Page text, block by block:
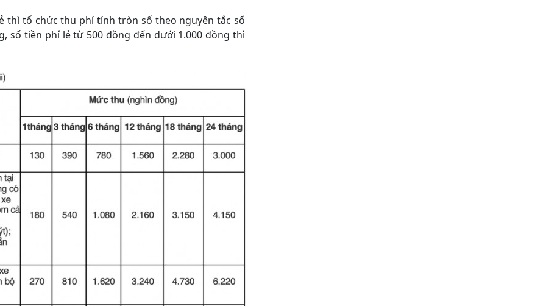
thì tổ chức thu phí tính tròn số theo nguyên tắc số
số tiền phí lẻ từ 500 đồng đến dưới 1.000 đồng thì